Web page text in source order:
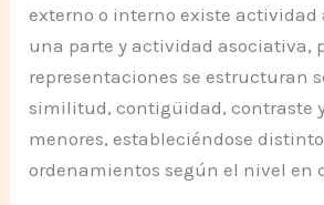
externo o interno existe actividad
una parte y actividad asociativa,
representaciones se estructuran
similitud, contigüidad, contraste
menores, estableciéndose
ordenamientos según el nivel en